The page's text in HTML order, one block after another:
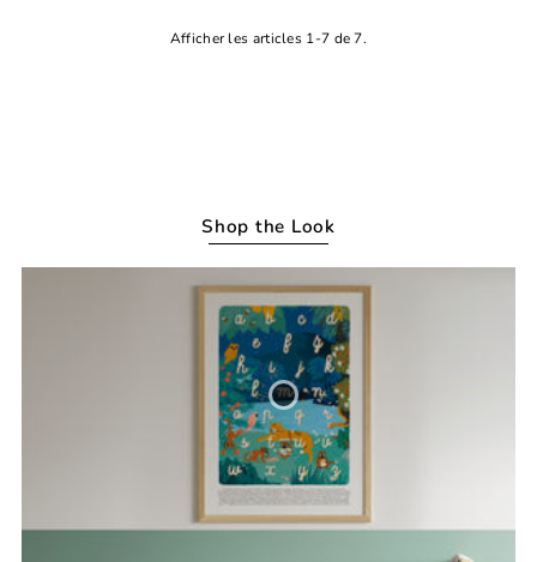
Afficher les articles 1-7 de 7.
Shop the Look